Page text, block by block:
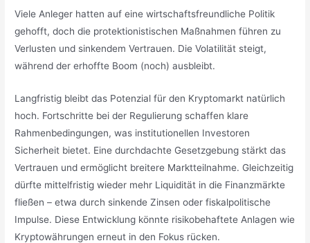
Viele Anleger hatten auf eine wirtschaftsfreundliche Politik
gehofft, doch die protektionistischen Maßnahmen führen zu
Verlusten und sinkendem Vertrauen. Die Volatilität steigt,
während der erhoffte Boom (noch) ausbleibt.
Langfristig bleibt das Potenzial für den Kryptomarkt natürlich
hoch. Fortschritte bei der Regulierung schaffen klare
Rahmenbedingungen, was institutionellen Investoren
Sicherheit bietet. Eine durchdachte Gesetzgebung stärkt das
Vertrauen und ermöglicht breitere Marktteilnahme. Gleichzeitig
dürfte mittelfristig wieder mehr Liquidität in die Finanzmärkte
fließen – etwa durch sinkende Zinsen oder fiskalpolitische
Impulse. Diese Entwicklung könnte risikobehaftete Anlagen wie
Kryptowährungen erneut in den Fokus rücken.